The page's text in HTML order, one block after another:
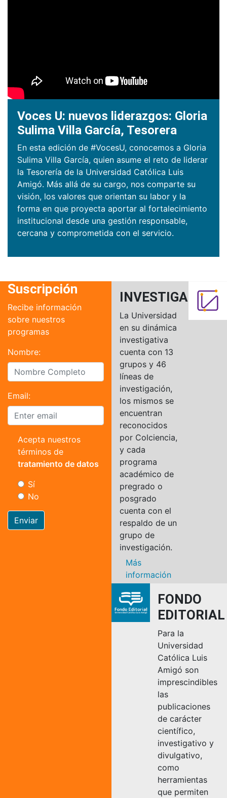
Voces U: nuevos liderazgos: Gloria
Sulima Villa García, Tesorera
En esta edición de #VocesU, conocemos a Gloria
Sulima Villa García, quien asume el reto de liderar
la Tesorería de la Universidad Católica Luis
Amigó. Más allá de su cargo, nos comparte su
visión, los valores que orientan su labor y la
forma en que proyecta aportar al fortalecimiento
institucional desde una gestión responsable,
cercana y comprometida con el servicio.
Suscripción
Recibe información
sobre nuestros
programas
Nombre:
Email:
Acepta nuestros
términos de
tratamiento de datos
Sí
No
Enviar
INVESTIGACIÓN
La Universidad
en su dinámica
investigativa
cuenta con 13
grupos y 46
líneas de
investigación,
los mismos se
encuentran
reconocidos
por Colciencia,
y cada
programa
académico de
pregrado o
posgrado
cuenta con el
respaldo de un
grupo de
investigación.
Más
información
FONDO
EDITORIAL
Para la
Universidad
Católica Luis
Amigó son
imprescindibles
las
publicaciones
de carácter
científico,
investigativo y
divulgativo,
como
herramientas
que permiten